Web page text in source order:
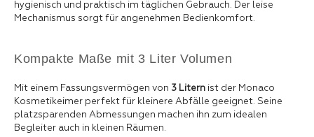
hygienisch und praktisch im täglichen Gebrauch. Der leise
Mechanismus sorgt für angenehmen Bedienkomfort.
Kompakte Maße mit 3 Liter Volumen
Mit einem Fassungsvermögen von 3 Litern ist der Monaco
Kosmetikeimer perfekt für kleinere Abfälle geeignet. Seine
platzsparenden Abmessungen machen ihn zum idealen
Begleiter auch in kleinen Räumen.